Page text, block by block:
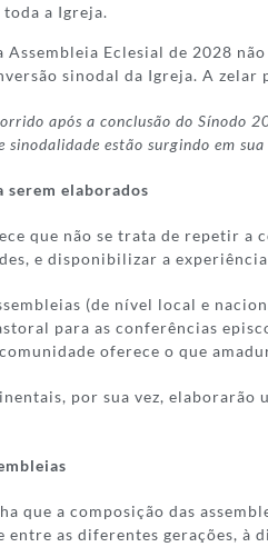
a Igreja.
Assembleia Eclesial de 2028
sinodal da Igreja. A
após a conclusão do Sínodo
sinodalidade estão surgindo em
serem elaborados
que não se trata de repetir a
e disponibilizar a
(de nível local e
para as conferências
oferece o que
por sua vez,
que a composição das
entre as diferentes gerações,